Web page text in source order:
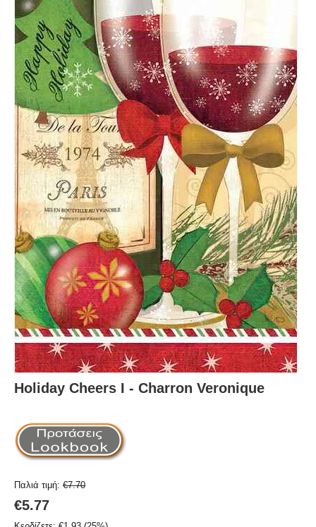
Holiday Cheers I - Charron Veronique
Παλιά τιμή: €7.70
€5.77